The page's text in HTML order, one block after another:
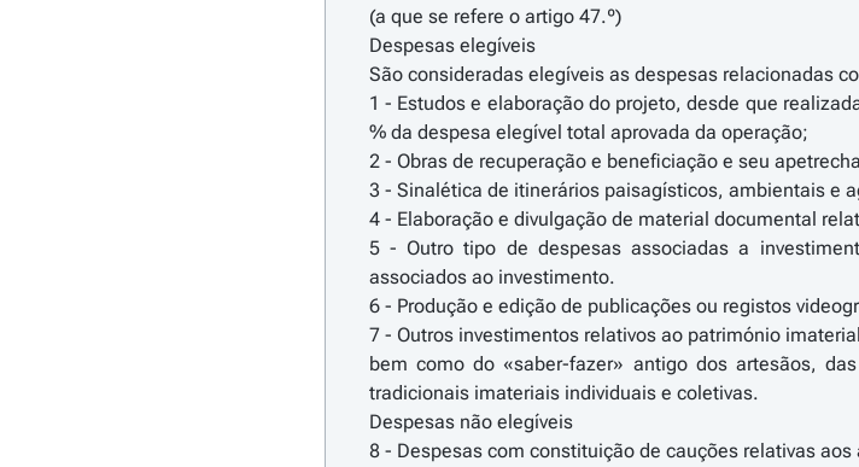
(a que se refere o artigo 47.º)
Despesas elegíveis
São consideradas elegíveis as despesas relacionadas
1 - Estudos e elaboração do projeto, desde que
% da despesa elegível total aprovada da operação;
2 - Obras de recuperação e beneficiação e seu
3 - Sinalética de itinerários paisagísticos, ambientais e
4 - Elaboração e divulgação de material documental
5 - Outro tipo de despesas associadas a
associados ao investimento.
6 - Produção e edição de publicações ou registos
7 - Outros investimentos relativos ao património
bem como do «saber-fazer» antigo dos artesãos,
tradicionais imateriais individuais e coletivas.
Despesas não elegíveis
8 - Despesas com constituição de cauções relativas